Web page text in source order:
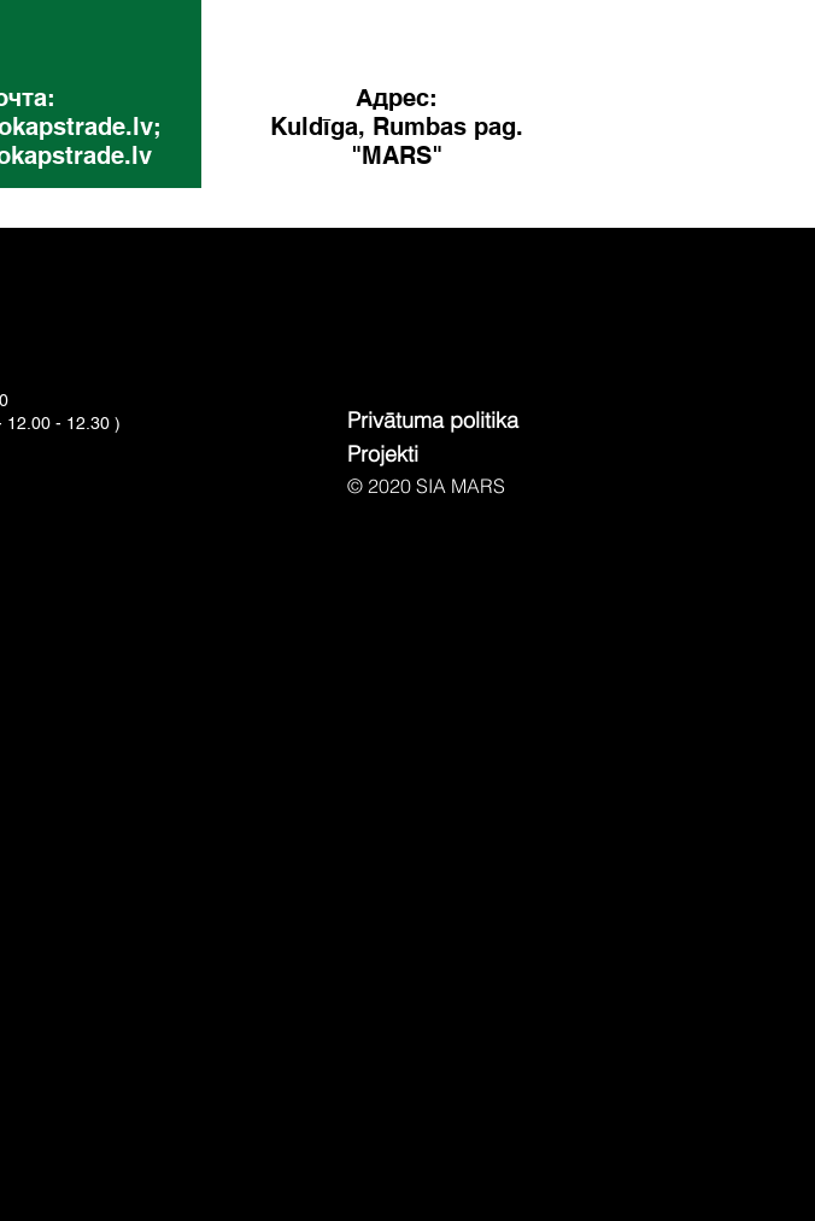
;
Адрес:
Kuldīga, Rumbas pag.
"MARS"
- 12.30 )
Privātuma politika
Projekti
© 2020 SIA MARS